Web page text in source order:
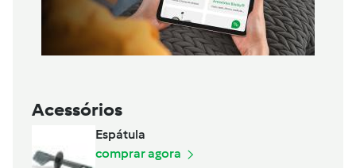
Acessórios
Espátula
comprar agora